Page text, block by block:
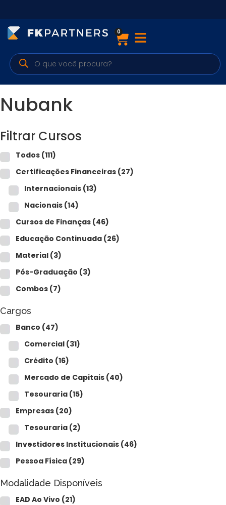
Cursos
Preparatórios Nacionais
Internacionais
Finanças & Edu. Continuada
Por atuação
Sobre nós
Para empresas
0
Nubank
Filtrar Cursos
Todos (111)
Certificações Financeiras (27)
Internacionais (13)
Nacionais (14)
Cursos de Finanças (46)
Educação Continuada (26)
Material (3)
Pós-Graduação (3)
Combos (7)
Cargos
Banco (47)
Comercial (31)
Crédito (16)
Mercado de Capitais (40)
Tesouraria (15)
Empresas (20)
Tesouraria (2)
Investidores Institucionais (46)
Pessoa Física (29)
Modalidade Disponíveis
EAD Ao Vivo (21)